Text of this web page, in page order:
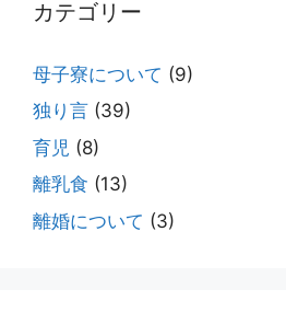
カテゴリー
母子寮について (9)
独り言 (39)
育児 (8)
離乳食 (13)
離婚について (3)